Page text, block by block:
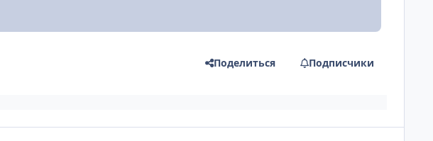
Поделиться Подписчики